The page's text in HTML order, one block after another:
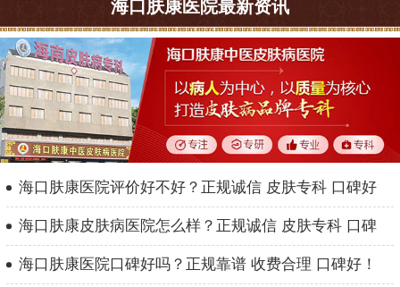
海口肤康医院最新资讯
海口肤康医院评价好不好？正规诚信 皮肤专科 口碑好
海口肤康皮肤病医院怎么样？正规诚信 皮肤专科 口碑
海口肤康医院口碑好吗？正规靠谱 收费合理 口碑好！